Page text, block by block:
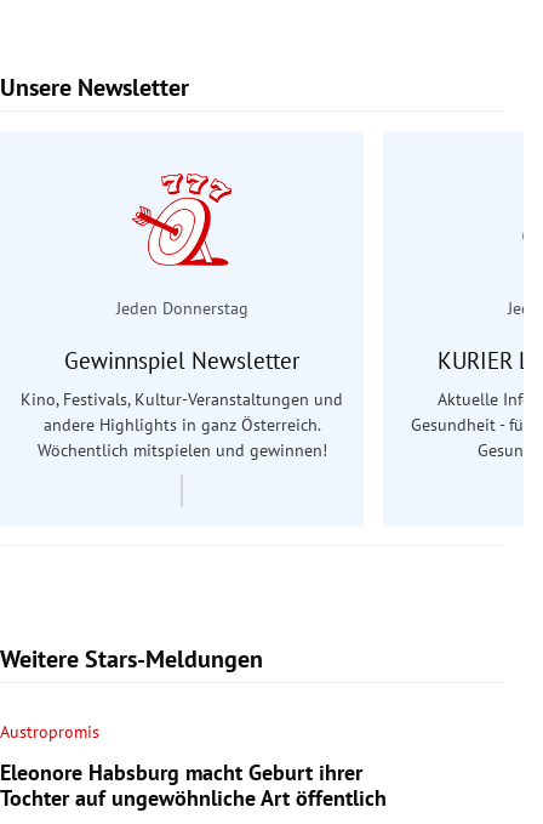
Unsere Newsletter
Slide 1 von 6
Jeden Donnerstag
Gewinnspiel Newsletter
Kino, Festivals, Kultur-Veranstaltungen und
andere Highlights in ganz Österreich.
Wöchentlich mitspielen und gewinnen!
KURIER
Aktuelle
Gesundheit - für
Weitere Stars-Meldungen
Austropromis
Eleonore Habsburg macht Geburt ihrer
Tochter auf ungewöhnliche Art öffentlich